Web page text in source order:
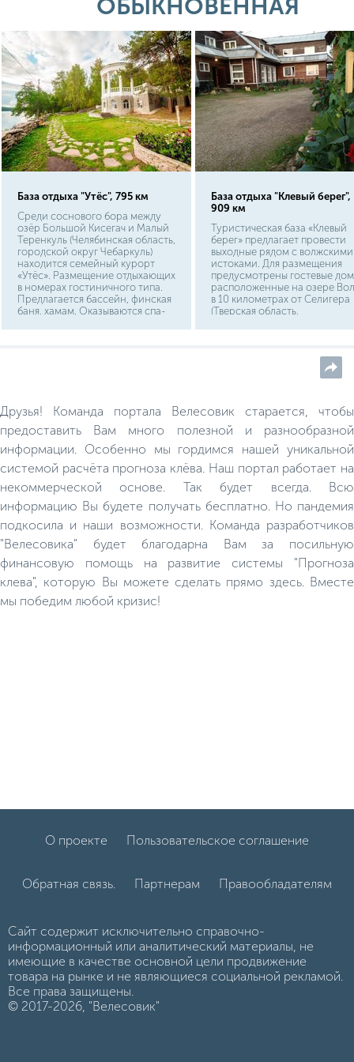
практически с любой стороны.ОБЫКНОВЕННАЯ
База отдыха "Утёс", 795 км
Среди соснового бора между
озёр Большой Кисегач и Малый
Теренкуль (Челябинская область,
городской округ Чебаркуль)
находится семейный курорт
«Утёс». Размещение отдыхающих
в номерах гостиничного типа.
Предлагается бассейн, финская
баня, хамам. Оказываются спа-
База отдыха "Клевый берег",
909 км
Туристическая база «Клевый
берег» предлагает провести
выходные рядом с волжскими
истоками. Для размещения
предусмотрены гостевые
расположенные на озере
в 10 километрах от Селигера
(Тверская область,
Друзья! Команда портала Велесовик старается, чтобы
предоставить Вам много полезной и разнообразной
информации. Особенно мы гордимся нашей уникальной
системой расчёта прогноза клёва. Наш портал работает на
некоммерческой основе. Так будет всегда. Всю
информацию Вы будете получать бесплатно. Но пандемия
подкосила и наши возможности. Команда разработчиков
"Велесовика" будет благодарна Вам за посильную
финансовую помощь на развитие системы "Прогноза
клева", которую Вы можете сделать прямо здесь. Вместе
мы победим любой кризис!
О проекте Пользовательское соглашение
Обратная связь. Партнерам Правообладателям
Сайт содержит исключительно справочно-
информационный или аналитический материалы, не
имеющие в качестве основной цели продвижение
товара на рынке и не являющиеся социальной рекламой.
Все права защищены.
© 2017-2026, "Велесовик"